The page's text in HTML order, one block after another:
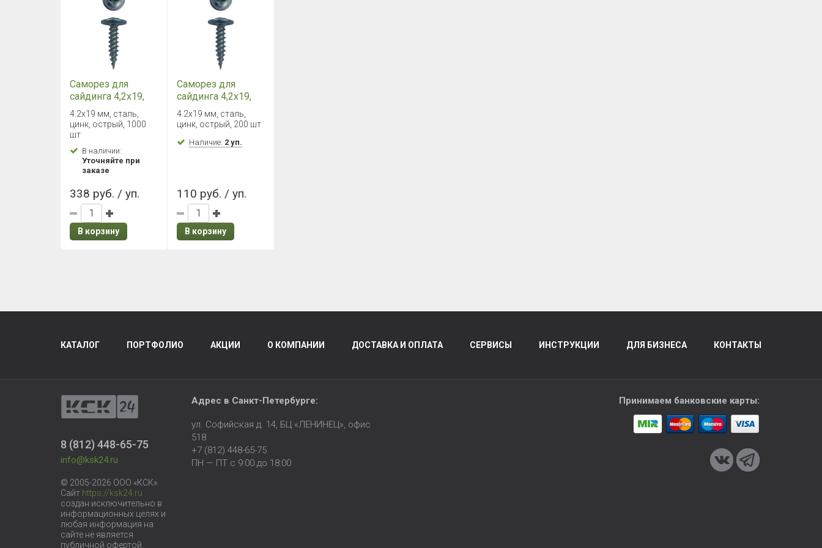
Саморез для
сайдинга 4,2х19,
белый цинк, с
пресс-шайбой
(1000шт)
4.2х19 мм, сталь,
цинк, острый, 1000
шт
В наличии:
Уточняйте при
заказе
338 руб. / уп.
В корзину
Саморез для
сайдинга 4,2х19,
белый цинк, с
пресс-шайбой
(200шт)
4.2х19 мм, сталь,
цинк, острый, 200 шт
Наличие: 2 уп.
110 руб. / уп.
В корзину
КАТАЛОГ ПОРТФОЛИО АКЦИИ О КОМПАНИИ ДОСТАВКА И ОПЛАТА СЕРВИСЫ ИНСТРУКЦИИ ДЛЯ БИЗНЕСА КОНТАКТЫ
8 (812) 448-65-75
info@ksk24.ru
© 2005-2026 ООО «КСК».
Сайт https://ksk24.ru
создан исключительно в
информационных целях и
любая информация на
сайте не является
публичной офертой.
Адрес в Санкт-Петербурге:
ул. Софийская д. 14, БЦ «ЛЕНИНЕЦ», офис
518
+7 (812) 448-65-75
ПН — ПТ с 9:00 до 18:00
Принимаем банковские карты: